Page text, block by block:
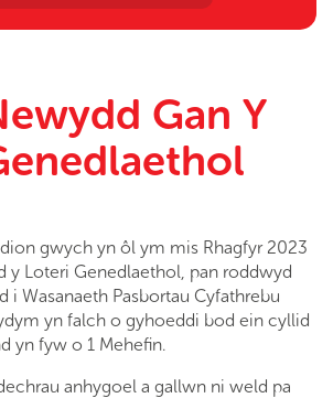
Gan Y
gwych yn ôl ym mis Rhagfyr 2023
y Loteri Genedlaethol, pan roddwyd
i Wasanaeth Pasbortau Cyfathrebu
yn falch o gyhoeddi bod ein cyllid
yn fyw o 1 Mehefin.
anhygoel a gallwn ni weld pa